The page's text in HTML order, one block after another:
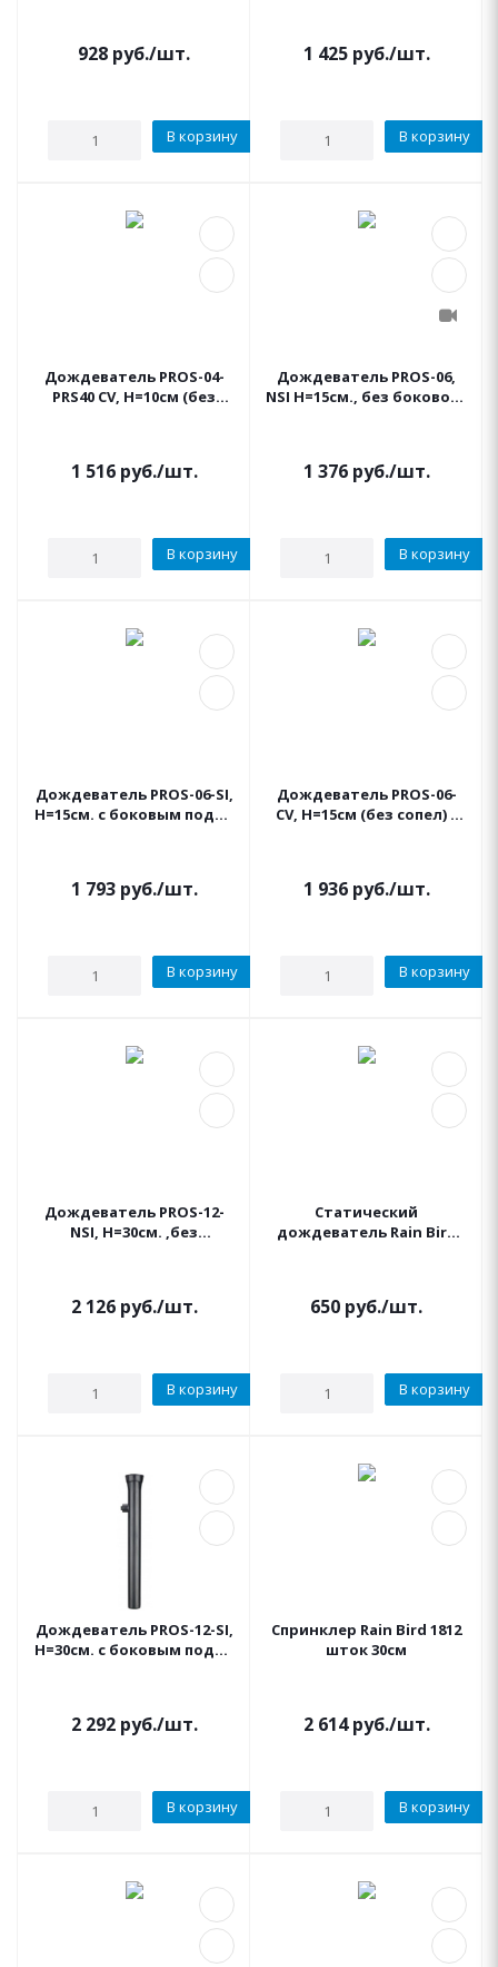
928 руб./шт.
В корзину
1 425руб./шт.
В корзину
Дождеватель PROS-04-
PRS40 CV, Н=10см (без
1 516руб./шт.
В корзину
Дождеватель PROS-06,
NSI Н=15см., без бокового
1 376руб./шт.
В корзину
Дождеватель PROS-06-SI,
Н=15см. с боковым подкл
1 793руб./шт.
В корзину
Дождеватель PROS-06-
CV, Н=15см (без сопел) с
1 936руб./шт.
В корзину
Дождеватель PROS-12-
NSI, Н=30см. ,без
2 126руб./шт.
В корзину
Статический
дождеватель Rain Bird
650 руб./шт.
В корзину
Дождеватель PROS-12-SI,
Н=30см. с боковым подкл
2 292руб./шт.
В корзину
Спринклер Rain Bird 1812
шток 30см
2 614руб./шт.
В корзину